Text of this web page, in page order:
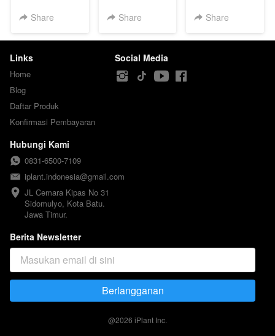
Share Share Share
Links
Home
Blog
Daftar Produk
Konfirmasi Pembayaran
Social Media
Hubungi Kami
0831-6500-7109
iplant.indonesia@gmail.com
JL Cemara Kipas No 31
Sidomulyo, Kota Batu.
Jawa Timur.
Berita Newsletter
`Berlangganan
@2026 iPlant Inc.